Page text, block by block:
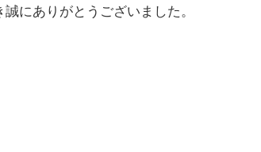
にありがとうございました。